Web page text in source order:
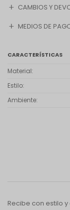
CAMBIOS Y
MEDIOS DE
CARACTERÍSTICAS
Material
Estilo
Ambiente
Recibe con estilo